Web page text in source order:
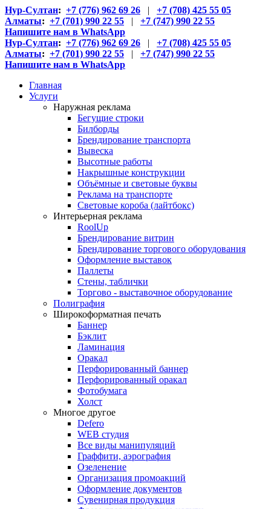
Нур-Султан: +7 (776) 962 69 26 | +7 (708) 425 55 05
Алматы: +7 (701) 990 22 55 | +7 (747) 990 22 55
Напишите нам в WhatsApp
Нур-Султан: +7 (776) 962 69 26 | +7 (708) 425 55 05
Алматы: +7 (701) 990 22 55 | +7 (747) 990 22 55
Напишите нам в WhatsApp
Главная
Услуги
Наружная реклама
Бегущие строки
Билборды
Брендирование транспорта
Вывеска
Высотные работы
Накрышные конструкции
Объёмные и световые буквы
Реклама на транспорте
Световые короба (лайтбокс)
Интерьерная реклама
RoolUp
Брендирование витрин
Брендирование торгового оборудования
Оформление выставок
Паллеты
Стены, таблички
Торгово - выставочное оборудование
Полиграфия
Широкоформатная печать
Баннер
Бэклит
Ламинация
Оракал
Перфорированный баннер
Перфорированный оракал
Фотобумага
Холст
Многое другое
Defero
WEB студия
Все виды манипуляций
Граффити, аэрография
Озеленение
Организация промоакций
Оформление документов
Сувенирная продукция